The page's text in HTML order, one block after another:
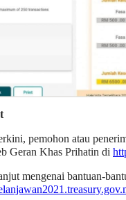
pemohon atau
Geran Khas Prihatin di
mengenai bantuan-